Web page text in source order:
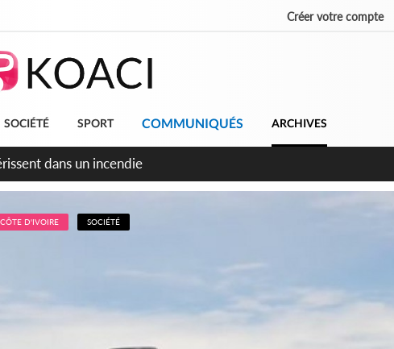
Créer votre compte
SOCIÉTÉ SPORT COMMUNIQUÉS ARCHIVES
fête nationale transformée en vaste campagne contre les produits
CÔTE D'IVOIRE SOCIÉTÉ